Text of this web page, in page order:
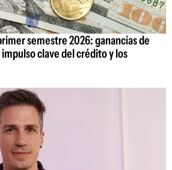
semestre 2026: ganancias de
clave del crédito y los